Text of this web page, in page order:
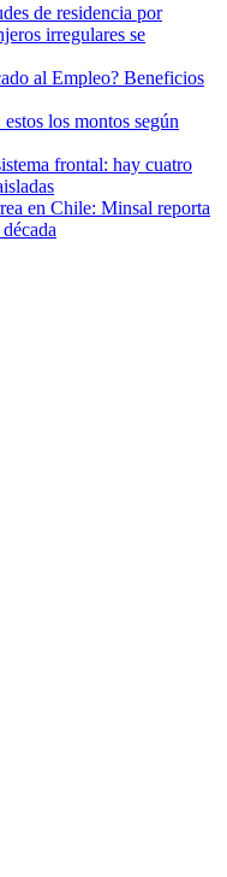
de residencia por
irregulares se
al Empleo? Beneficios
los montos según
frontal: hay cuatro
en Chile: Minsal reporta